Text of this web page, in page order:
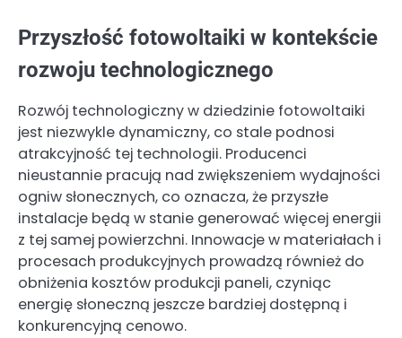
Przyszłość fotowoltaiki w kontekście
rozwoju technologicznego
Rozwój technologiczny w dziedzinie fotowoltaiki
jest niezwykle dynamiczny, co stale podnosi
atrakcyjność tej technologii. Producenci
nieustannie pracują nad zwiększeniem wydajności
ogniw słonecznych, co oznacza, że przyszłe
instalacje będą w stanie generować więcej energii
z tej samej powierzchni. Innowacje w materiałach i
procesach produkcyjnych prowadzą również do
obniżenia kosztów produkcji paneli, czyniąc
energię słoneczną jeszcze bardziej dostępną i
konkurencyjną cenowo.